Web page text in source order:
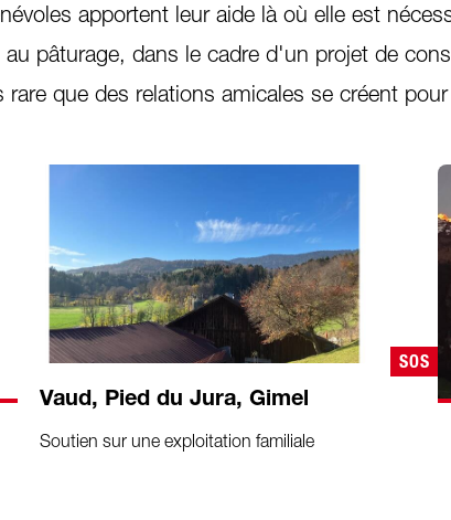
apportent leur aide là où elle est
pâturage, dans le cadre d'un projet de
que des relations amicales se créent
SOS
Vaud, Pied du Jura, Gimel
Soutien sur une exploitation familiale